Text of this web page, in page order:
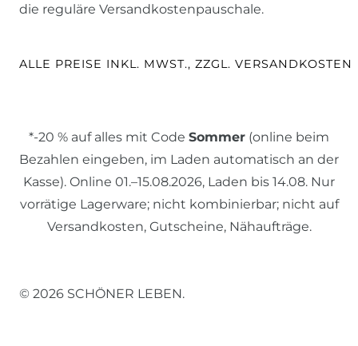
die reguläre Versandkostenpauschale.
ALLE PREISE INKL. MWST., ZZGL. VERSANDKOSTEN
*-20 % auf alles mit Code Sommer (online beim
Bezahlen eingeben, im Laden automatisch an der
Kasse). Online 01.–15.08.2026, Laden bis 14.08. Nur
vorrätige Lagerware; nicht kombinierbar; nicht auf
Versandkosten, Gutscheine, Nähaufträge.
© 2026 SCHÖNER LEBEN.